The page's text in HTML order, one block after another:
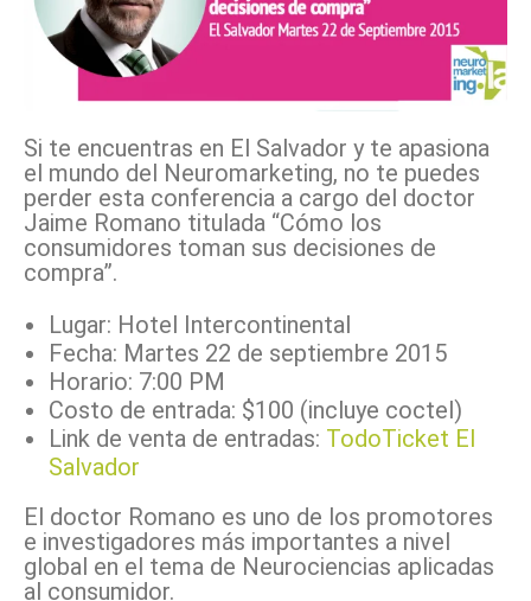
Si te encuentras en El Salvador y te apasiona
el mundo del Neuromarketing, no te puedes
perder esta conferencia a cargo del doctor
Jaime Romano titulada “Cómo los
consumidores toman sus decisiones de
compra”.
Lugar: Hotel Intercontinental
Fecha: Martes 22 de septiembre 2015
Horario: 7:00 PM
Costo de entrada: $100 (incluye coctel)
Link de venta de entradas: TodoTicket El
Salvador
El doctor Romano es uno de los promotores
e investigadores más importantes a nivel
global en el tema de Neurociencias aplicadas
al consumidor.